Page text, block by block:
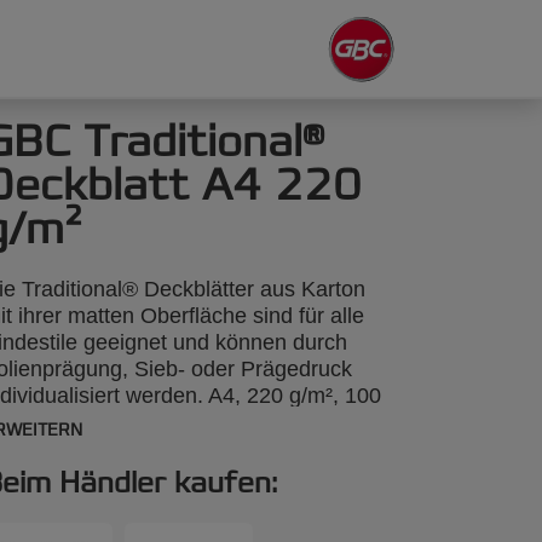
Traditional®
A4 220
m²
Traditional® Deckblätter aus Karton
ihrer matten Oberfläche sind für alle
geeignet und können durch
Sieb- oder Prägedruck
werden. A4, 220 g/m², 100
Händler kaufen: